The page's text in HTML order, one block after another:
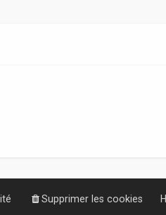
Supprimer les cookies